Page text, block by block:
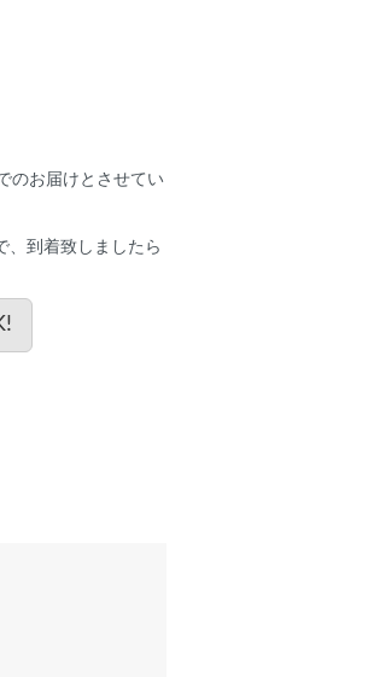
のお届けとさせてい
、到着致しましたら